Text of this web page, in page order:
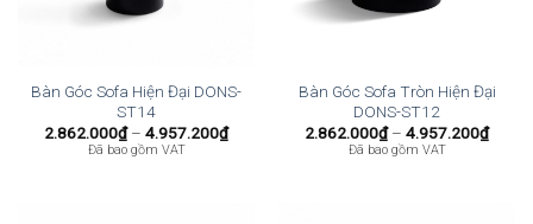
Bàn Góc Sofa Hiện Đại DONS-
ST14
2.862.000₫ – 4.957.200₫Khoảng
giá:
Đã bao gồm VAT
Bàn Góc Sofa Tròn Hiện Đại
DONS-ST12
2.862.000₫ – 4.957.200₫
giá:
Đã bao gồm VAT